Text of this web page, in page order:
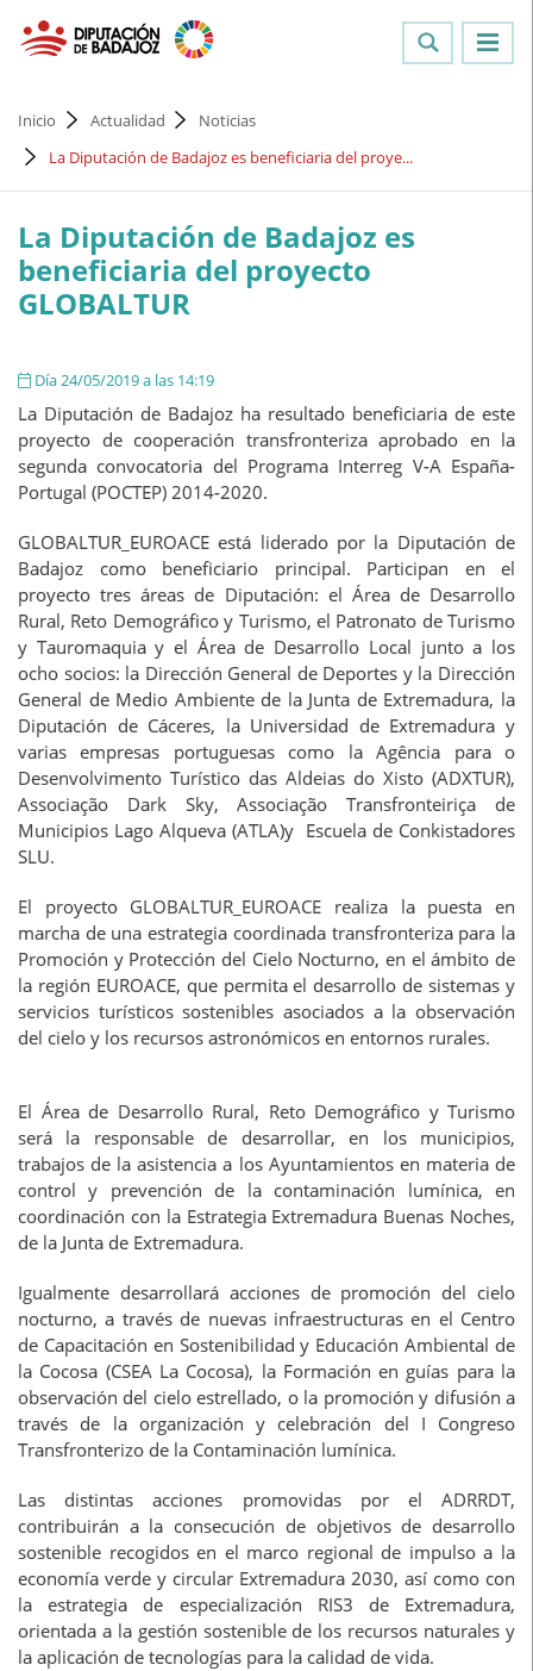
Inicio Actualidad
Noticias
La Diputación de Badajoz es beneficiaria del proye...
La Diputación de Badajoz es
beneficiaria del proyecto
GLOBALTUR
Día 24/05/2019 a las 14:19
La Diputación de Badajoz ha resultado beneficiaria de este
proyecto de cooperación transfronteriza aprobado en la
segunda convocatoria del Programa Interreg V-A España-
Portugal (POCTEP) 2014-2020.
GLOBALTUR_EUROACE está liderado por la Diputación de
Badajoz como beneficiario principal. Participan en el
proyecto tres áreas de Diputación: el Área de Desarrollo
Rural, Reto Demográfico y Turismo, el Patronato de Turismo
y Tauromaquia y el Área de Desarrollo Local junto a los
ocho socios: la Dirección General de Deportes y la Dirección
General de Medio Ambiente de la Junta de Extremadura, la
Diputación de Cáceres, la Universidad de Extremadura y
varias empresas portuguesas como la Agência para o
Desenvolvimento Turístico das Aldeias do Xisto (ADXTUR),
Associação Dark Sky, Associação Transfronteiriça de
Municipios Lago Alqueva (ATLA)y Escuela de Conkistadores
SLU.
El proyecto GLOBALTUR_EUROACE realiza la puesta en
marcha de una estrategia coordinada transfronteriza para la
Promoción y Protección del Cielo Nocturno, en el ámbito de
la región EUROACE, que permita el desarrollo de sistemas y
servicios turísticos sostenibles asociados a la observación
del cielo y los recursos astronómicos en entornos rurales.
El Área de Desarrollo Rural, Reto Demográfico y Turismo
será la responsable de desarrollar, en los municipios,
trabajos de la asistencia a los Ayuntamientos en materia de
control y prevención de la contaminación lumínica, en
coordinación con la Estrategia Extremadura Buenas Noches,
de la Junta de Extremadura.
Igualmente desarrollará acciones de promoción del cielo
nocturno, a través de nuevas infraestructuras en el Centro
de Capacitación en Sostenibilidad y Educación Ambiental de
la Cocosa (CSEA La Cocosa), la Formación en guías para la
observación del cielo estrellado, o la promoción y difusión a
través de la organización y celebración del I Congreso
Transfronterizo de la Contaminación lumínica.
Las distintas acciones promovidas por el ADRRDT,
contribuirán a la consecución de objetivos de desarrollo
sostenible recogidos en el marco regional de impulso a la
economía verde y circular Extremadura 2030, así como con
la estrategia de especialización RIS3 de Extremadura,
orientada a la gestión sostenible de los recursos naturales y
la aplicación de tecnologías para la calidad de vida.